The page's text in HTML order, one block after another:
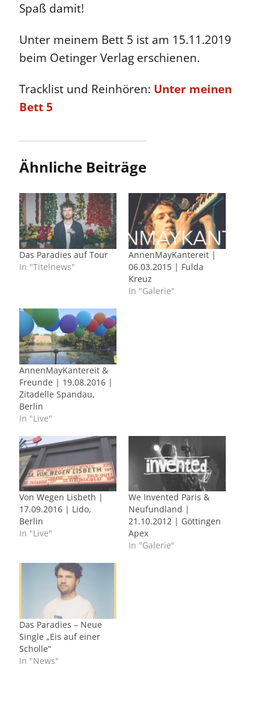
Spaß damit!
Unter meinem Bett 5 ist am 15.11.2019
beim Oetinger Verlag erschienen.
Tracklist und Reinhören: Unter meinen
Bett 5
Ähnliche Beiträge
Das Paradies auf Tour
In "Titelnews"
AnnenMayKantereit |
06.03.2015 | Fulda
Kreuz
In "Galerie"
AnnenMayKantereit &
Freunde | 19.08.2016 |
Zitadelle Spandau,
Berlin
In "Live"
Von Wegen Lisbeth |
17.09.2016 | Lido,
Berlin
In "Live"
We Invented Paris &
Neufundland |
21.10.2012 | Göttingen
Apex
In "Galerie"
Das Paradies – Neue
Single „Eis auf einer
Scholle“
In "News"